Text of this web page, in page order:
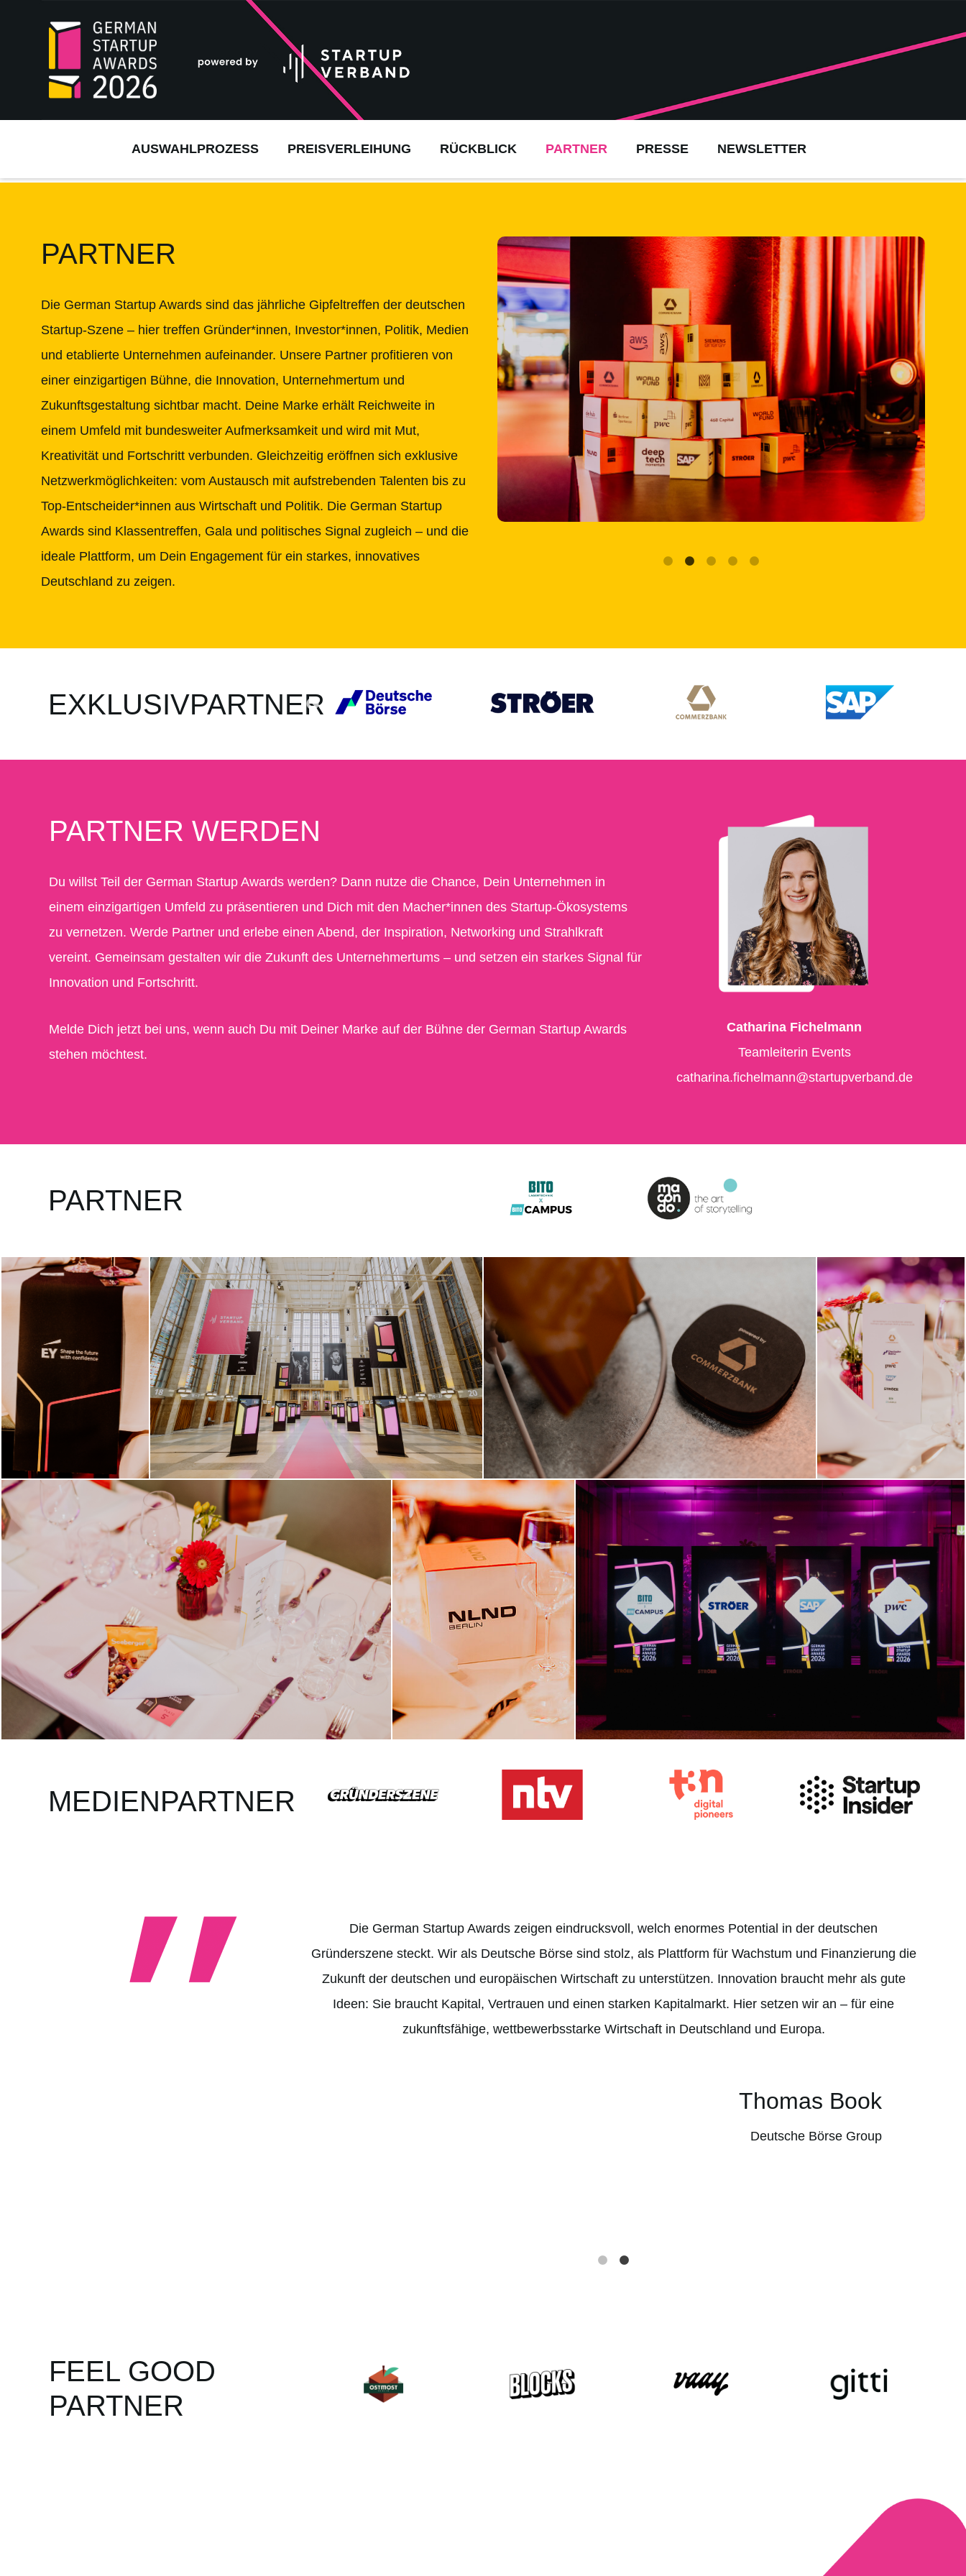
AUSWAHLPROZESS PREISVERLEIHUNG RÜCKBLICK PARTNER PRESSE NEWSLETTER
PARTNER
Die German Startup Awards sind das jährliche Gipfeltreffen der deutschen
Startup-Szene – hier treffen Gründer*innen, Investor*innen, Politik, Medien
und etablierte Unternehmen aufeinander. Unsere Partner profitieren von
einer einzigartigen Bühne, die Innovation, Unternehmertum und
Zukunftsgestaltung sichtbar macht. Deine Marke erhält Reichweite in
einem Umfeld mit bundesweiter Aufmerksamkeit und wird mit Mut,
Kreativität und Fortschritt verbunden. Gleichzeitig eröffnen sich exklusive
Netzwerkmöglichkeiten: vom Austausch mit aufstrebenden Talenten bis zu
Top-Entscheider*innen aus Wirtschaft und Politik. Die German Startup
Awards sind Klassentreffen, Gala und politisches Signal zugleich – und die
ideale Plattform, um Dein Engagement für ein starkes, innovatives
Deutschland zu zeigen.
EXKLUSIVPARTNER
PARTNER WERDEN
Du willst Teil der German Startup Awards werden? Dann nutze die Chance, Dein Unternehmen in
einem einzigartigen Umfeld zu präsentieren und Dich mit den Macher*innen des Startup-Ökosystems
zu vernetzen. Werde Partner und erlebe einen Abend, der Inspiration, Networking und Strahlkraft
vereint. Gemeinsam gestalten wir die Zukunft des Unternehmertums – und setzen ein starkes Signal für
Innovation und Fortschritt.
Melde Dich jetzt bei uns, wenn auch Du mit Deiner Marke auf der Bühne der German Startup Awards
stehen möchtest.
Catharina Fichelmann
Teamleiterin Events
catharina.fichelmann@startupverband.de
PARTNER
MEDIENPARTNER
der German Startup Awards, da wir fest an die
eine zukunftsfähige Wirtschaft und Gesellschaft
durch seine einzigartige Fähigkeit aus, visionäre
Die German Startup Awards zeigen eindrucksvoll, welch enormes Potential in der deutschen
Gründerszene steckt. Wir als Deutsche Börse sind stolz, als Plattform für Wachstum und Finanzierung die
Zukunft der deutschen und europäischen Wirtschaft zu unterstützen. Innovation braucht mehr als gute
Ideen: Sie braucht Kapital, Vertrauen und einen starken Kapitalmarkt. Hier setzen wir an – für eine
zukunftsfähige, wettbewerbsstarke Wirtschaft in Deutschland und Europa.
Thomas Book
Deutsche Börse Group
FEEL GOOD
PARTNER